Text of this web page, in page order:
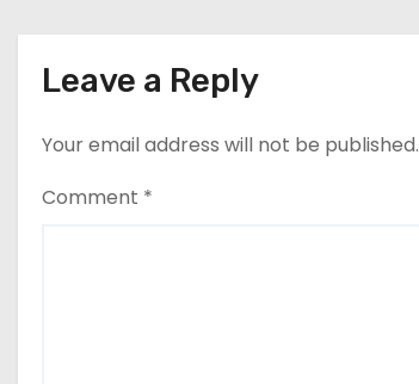
aLeave a Reply
Your email address will not be published.
Comment *